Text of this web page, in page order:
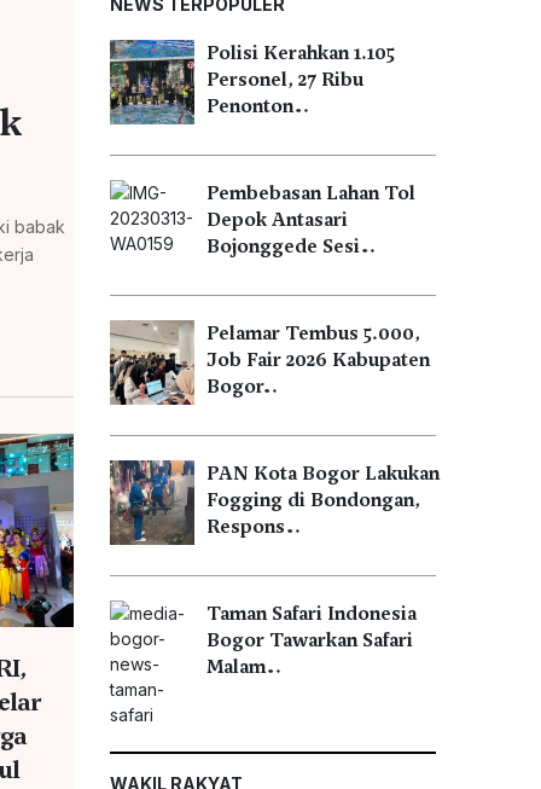
babak
NEWS TERPOPULER
Polisi Kerahkan 1.105
Personel, 27 Ribu
Penonton…
Pembebasan Lahan Tol
Depok Antasari
Bojonggede Sesi…
Pelamar Tembus 5.000,
Job Fair 2026 Kabupaten
Bogor…
PAN Kota Bogor Lakukan
Fogging di Bondongan,
Respons…
Taman Safari Indonesia
Bogor Tawarkan Safari
Malam…
WAKIL RAKYAT